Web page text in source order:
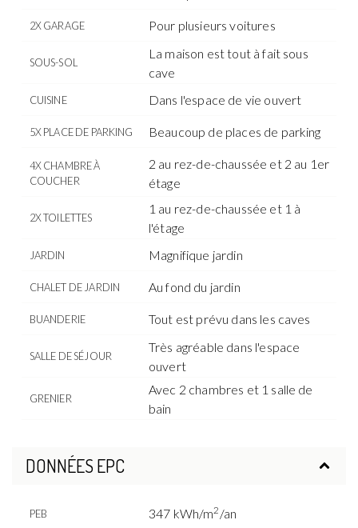
2X GARAGE Pour plusieurs voitures
SOUS-SOL
La maison est tout à fait sous
cave
CUISINE Dans l'espace de vie ouvert
5X PLACE DE PARKING Beaucoup de places de parking
4X CHAMBRE À
COUCHER
2 au rez-de-chaussée et 2 au 1er
étage
2X TOILETTES
1 au rez-de-chaussée et 1 à
l'étage
JARDIN Magnifique jardin
CHALET DE JARDIN Au fond du jardin
BUANDERIE Tout est prévu dans les caves
SALLE DE SÉJOUR
Très agréable dans l'espace
ouvert
GRENIER
Avec 2 chambres et 1 salle de
bain
DONNÉES EPC
PEB 347 kWh/m2 /an